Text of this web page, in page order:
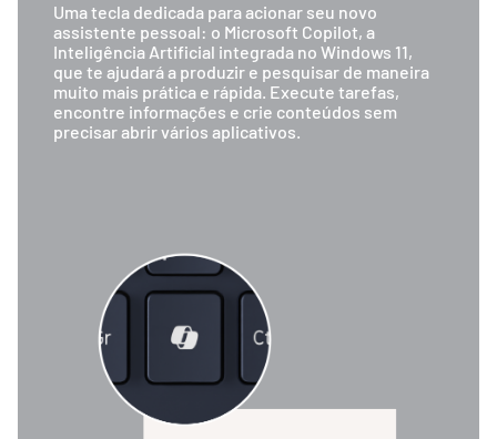
Uma tecla dedicada para acionar seu novo
assistente pessoal: o Microsoft Copilot, a
Inteligência Artificial integrada no Windows 11,
que te ajudará a produzir e pesquisar de maneira
muito mais prática e rápida. Execute tarefas,
encontre informações e crie conteúdos sem
precisar abrir vários aplicativos.